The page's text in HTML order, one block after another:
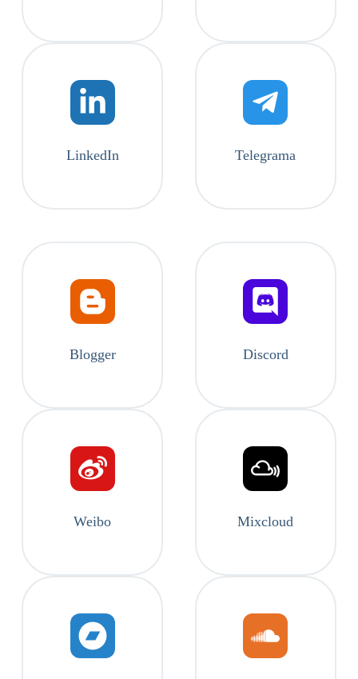
LinkedIn Telegrama
Blogger Discord
Weibo Mixcloud